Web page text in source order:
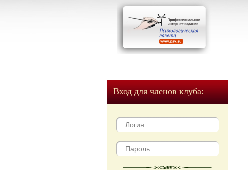
Вход для членов клуба: